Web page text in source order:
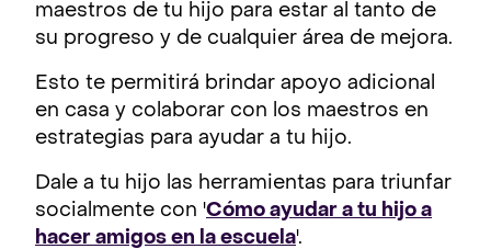
maestros de tu hijo para estar al tanto de
su progreso y de cualquier área de mejora.
Esto te permitirá brindar apoyo adicional
en casa y colaborar con los maestros en
estrategias para ayudar a tu hijo.
Dale a tu hijo las herramientas para triunfar
socialmente con 'Cómo ayudar a tu hijo a
hacer amigos en la escuela'.